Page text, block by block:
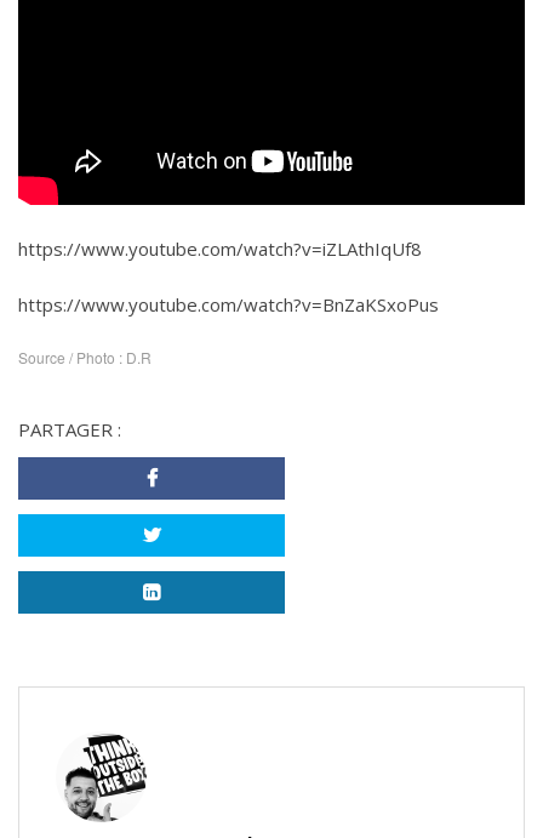
https://www.youtube.com/watch?v=iZLAthIqUf8
https://www.youtube.com/watch?v=BnZaKSxoPus
Source / Photo : D.R
PARTAGER :